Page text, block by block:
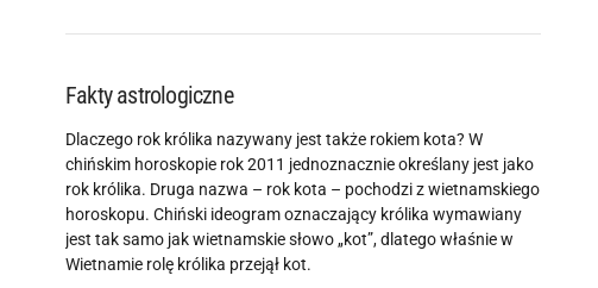
Fakty astrologiczne
Dlaczego rok królika nazywany jest także rokiem kota? W
chińskim horoskopie rok 2011 jednoznacznie określany jest jako
rok królika. Druga nazwa – rok kota – pochodzi z wietnamskiego
horoskopu. Chiński ideogram oznaczający królika wymawiany
jest tak samo jak wietnamskie słowo „kot”, dlatego właśnie w
Wietnamie rolę królika przejął kot.